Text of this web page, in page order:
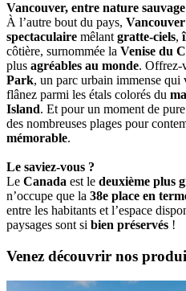
Vancouver, entre nature
À l’autre bout du pays, Vancouver
spectaculaire mêlant gratte-ciels,
côtière, surnommée la Venise du
plus agréables au monde. Offrez-
Park, un parc urbain immense qui
flânez parmi les étals colorés du
Island. Et pour un moment de
des nombreuses plages pour
mémorable.
Le saviez-vous ?
Le Canada est le deuxième plus
n’occupe que la 38e place en
entre les habitants et l’espace
paysages sont si bien préservés !
Venez découvrir nos